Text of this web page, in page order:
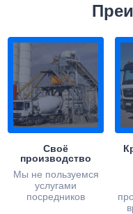
Своё
производство
Мы не пользуемся
услугами
посредников